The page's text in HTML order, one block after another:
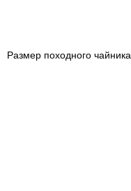
Размер походного чайника